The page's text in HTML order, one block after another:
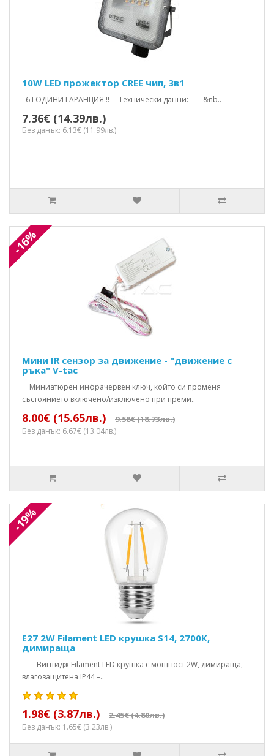
10W LED прожектор CREE чип, 3в1
6 ГОДИНИ ГАРАНЦИЯ !! Технически данни: &nb..
7.36€ (14.39лв.)
Без данък: 6.13€ (11.99лв.)
-16%
Мини IR сензор за движение - "движение с
ръка" V-tac
Mиниатюрен инфрачервен ключ, който си променя
състоянието включено/изключено при преми..
8.00€ (15.65лв.) 9.58€ (18.73лв.)
Без данък: 6.67€ (13.04лв.)
-19%
E27 2W Filament LED крушка S14, 2700K,
димираща
Винтидж Filament LED крушка с мощност 2W, димираща,
влагозащитена IP44 –..
1.98€ (3.87лв.) 2.45€ (4.80лв.)
Без данък: 1.65€ (3.23лв.)